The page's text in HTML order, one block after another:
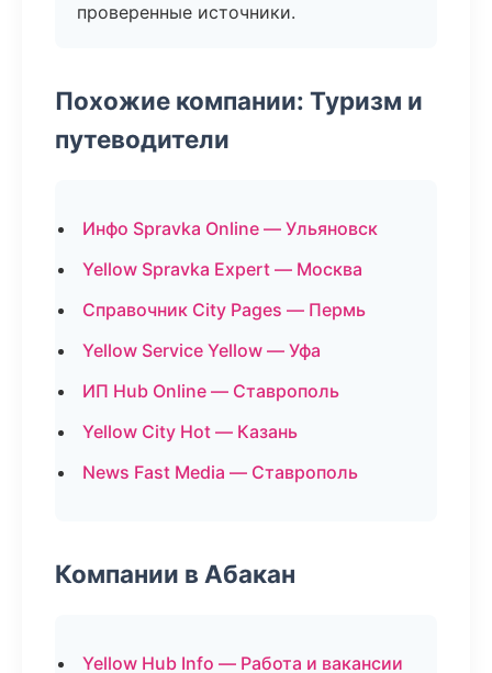
проверенные источники.
Похожие компании: Туризм и
путеводители
Инфо Spravka Online — Ульяновск
Yellow Spravka Expert — Москва
Справочник City Pages — Пермь
Yellow Service Yellow — Уфа
ИП Hub Online — Ставрополь
Yellow City Hot — Казань
News Fast Media — Ставрополь
Компании в Абакан
Yellow Hub Info — Работа и вакансии